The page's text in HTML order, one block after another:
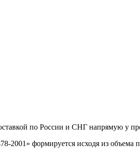
по России и СНГ напрямую у
формируется исходя из объема